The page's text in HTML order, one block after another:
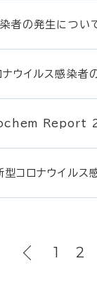
者の発生につい
ウイルス感染者
Report
コロナウイルス
1 2